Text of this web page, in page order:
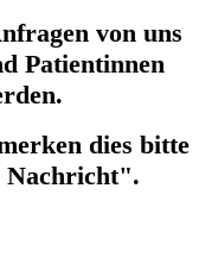
von uns
Patientinnen
dies bitte
Nachricht".